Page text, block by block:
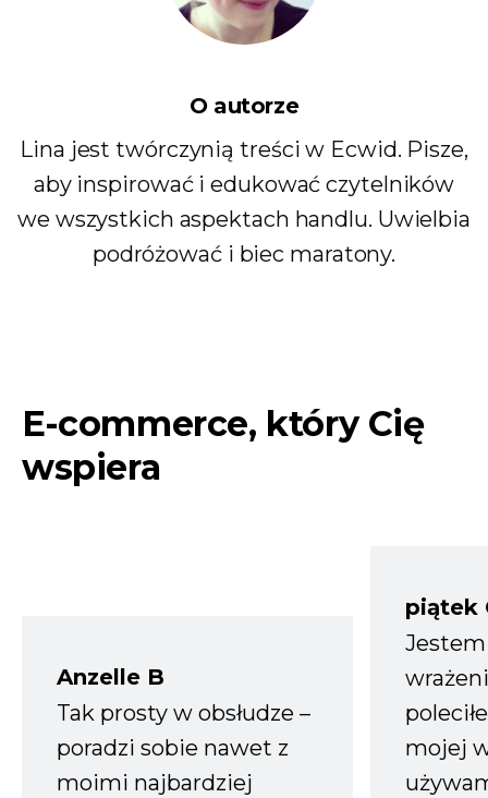
O autorze
Lina jest twórczynią treści w Ecwid. Pisze,
aby inspirować i edukować czytelników
we wszystkich aspektach handlu. Uwielbia
podróżować i biec maratony.
E-commerce, który Cię
wspiera
Anzelle B
Tak prosty w obsłudze –
poradzi sobie nawet z
moimi najbardziej
piątek
mojej